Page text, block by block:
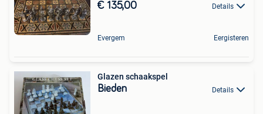
€ 135,00 Details
Evergem Eergisteren
Glazen schaakspel
Bieden Details